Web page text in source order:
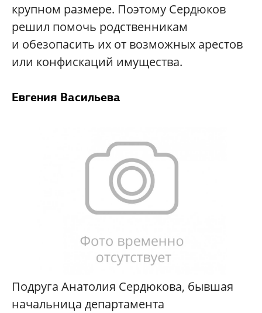
крупном размере. Поэтому Сердюков
решил помочь родственникам
и обезопасить их от возможных арестов
или конфискаций имущества.
Евгения Васильева
Подруга Анатолия Сердюкова, бывшая
начальница департамента